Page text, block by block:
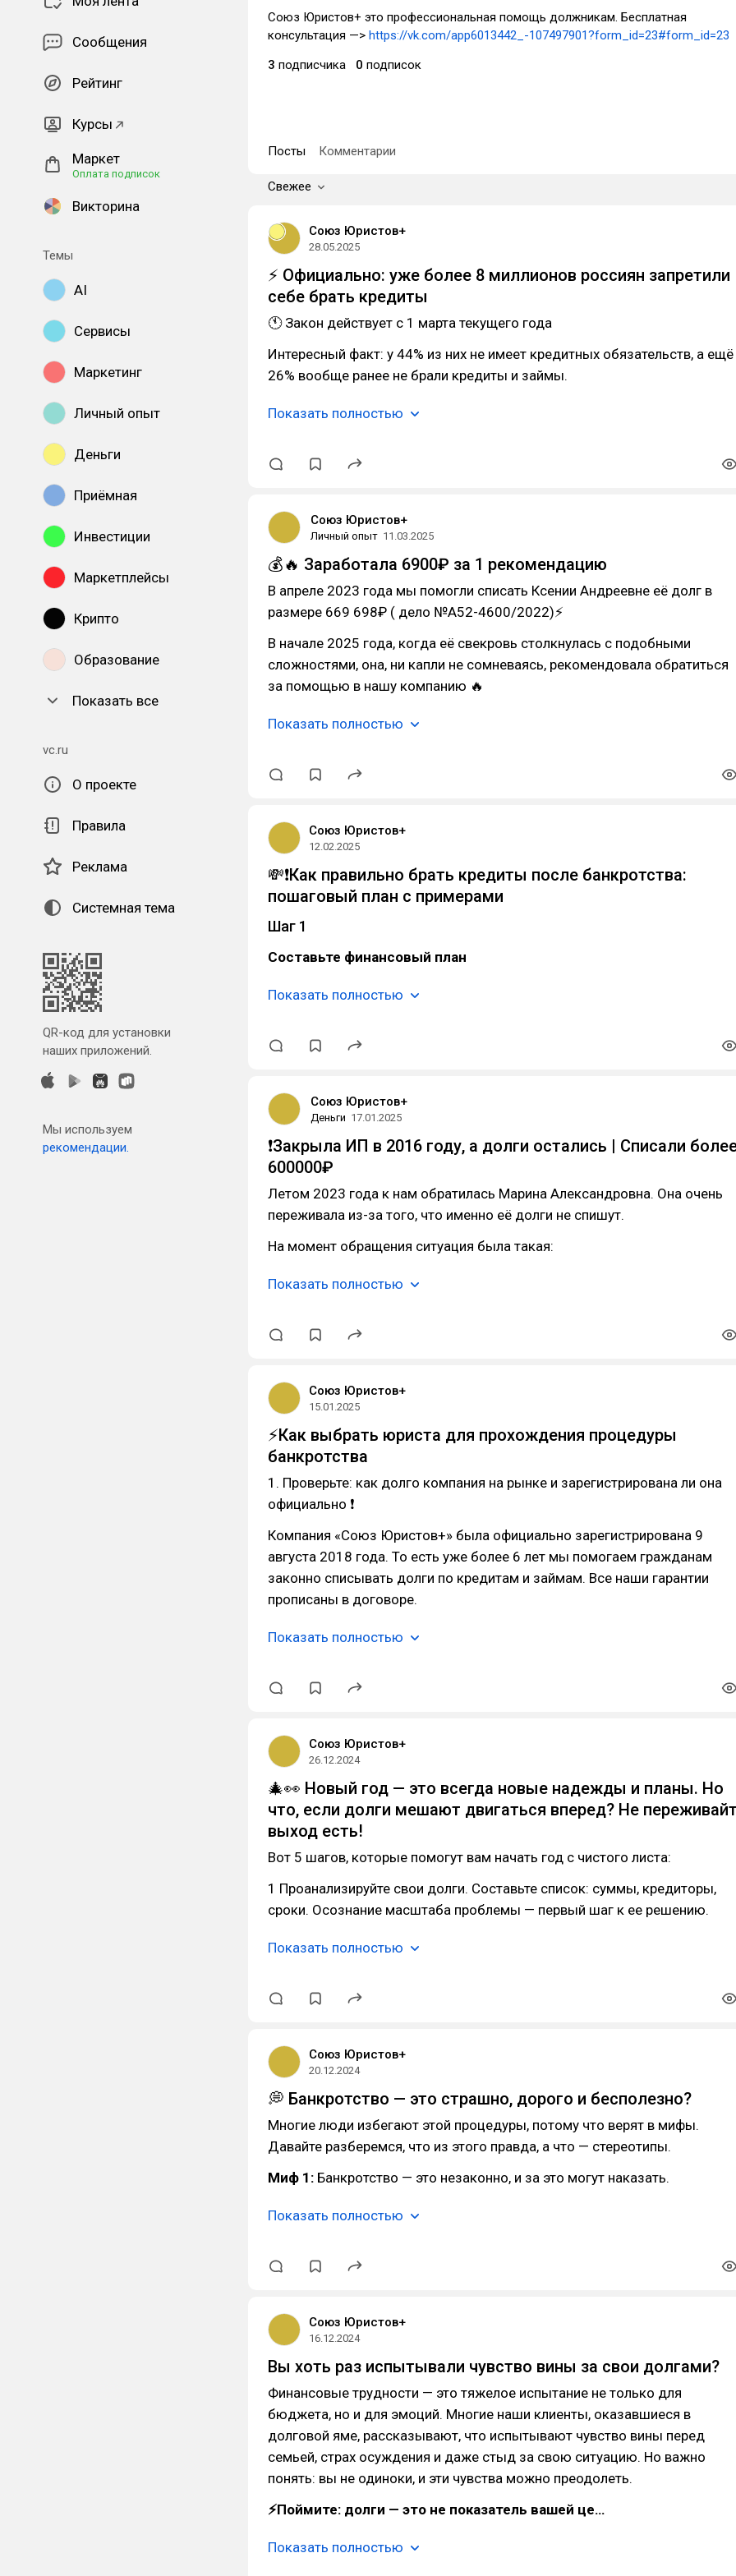
Сообщения
Рейтинг
Курсы
Маркет
Оплата подписок
Викторина
Темы
AI
Сервисы
Маркетинг
Личный опыт
Деньги
Приёмная
Инвестиции
Маркетплейсы
Крипто
Образование
Показать все
vc.ru
О проекте
Правила
Реклама
Системная тема
QR-код для установки
наших приложений.
Мы используем
рекомендации.
Союз Юристов+ это профессиональная помощь должникам. Бесплатная
консультация —> https://vk.com/app6013442_-107497901?form_id=23#form_id=23
3 подписчика 0 подписок
Посты Комментарии
Свежее
Союз Юристов+
28.05.2025
⚡️ Официально: уже более 8 миллионов россиян запретили
себе брать кредиты
🕚 Закон действует с 1 марта текущего года
Интересный факт: у 44% из них не имеет кредитных обязательств, а ещё
26% вообще ранее не брали кредиты и займы.
Показать полностью
Союз Юристов+
Личный опыт 11.03.2025
💰🔥 Заработала 6900₽ за 1 рекомендацию
В апреле 2023 года мы помогли списать Ксении Андреевне её долг в
размере 669 698₽ ( дело №А52-4600/2022)⚡
В начале 2025 года, когда её свекровь столкнулась с подобными
сложностями, она, ни капли не сомневаясь, рекомендовала обратиться
за помощью в нашу компанию 🔥
Показать полностью
Союз Юристов+
12.02.2025
💸❗️Как правильно брать кредиты после банкротства:
пошаговый план с примерами
Шаг 1
Составьте финансовый план
Показать полностью
Союз Юристов+
Деньги 17.01.2025
❗️Закрыла ИП в 2016 году, а долги остались | Списали
600000₽
Летом 2023 года к нам обратилась Марина Александровна. Она очень
переживала из-за того, что именно её долги не спишут.
На момент обращения ситуация была такая:
Показать полностью
Союз Юристов+
15.01.2025
⚡️Как выбрать юриста для прохождения процедуры
банкротства
1. Проверьте: как долго компания на рынке и зарегистрирована ли она
официально ❗
Компания «Союз Юристов+» была официально зарегистрирована 9
августа 2018 года. То есть уже более 6 лет мы помогаем гражданам
законно списывать долги по кредитам и займам. Все наши гарантии
прописаны в договоре.
Показать полностью
Союз Юристов+
26.12.2024
🎄👀 Новый год — это всегда новые надежды и планы. Но
что, если долги мешают двигаться вперед? Не
выход есть!
Вот 5 шагов, которые помогут вам начать год с чистого листа:
1 Проанализируйте свои долги. Составьте список: суммы, кредиторы,
сроки. Осознание масштаба проблемы — первый шаг к ее решению.
Показать полностью
Союз Юристов+
20.12.2024
💭 Банкротство — это страшно, дорого и бесполезно?
Многие люди избегают этой процедуры, потому что верят в мифы.
Давайте разберемся, что из этого правда, а что — стереотипы.
Миф 1: Банкротство — это незаконно, и за это могут наказать.
Показать полностью
Союз Юристов+
16.12.2024
Вы хоть раз испытывали чувство вины за свои долгами?
Финансовые трудности — это тяжелое испытание не только для
бюджета, но и для эмоций. Многие наши клиенты, оказавшиеся в
долговой яме, рассказывают, что испытывают чувство вины перед
семьей, страх осуждения и даже стыд за свою ситуацию. Но важно
понять: вы не одиноки, и эти чувства можно преодолеть.
⚡Поймите: долги — это не показатель вашей це…
Показать полностью